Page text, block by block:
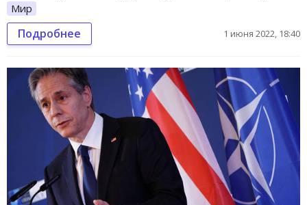
Мир
Подробнее 1 июня 2022, 18:40